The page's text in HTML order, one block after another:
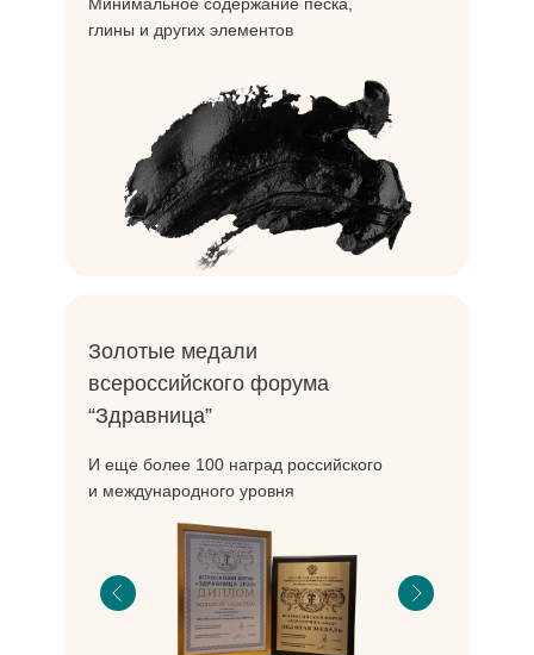
глины и других элементов
Золотые медали
всероссийского форума
“Здравница”
И еще более 100 наград российского
и международного уровня